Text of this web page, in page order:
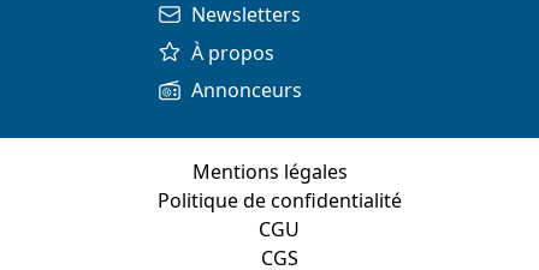
Newsletters
À propos
Annonceurs
Mentions légales
Politique de confidentialité
CGU
CGS